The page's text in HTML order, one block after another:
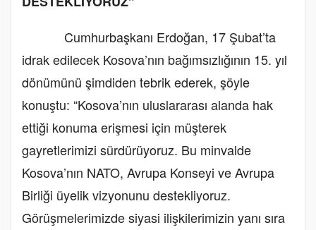
Cumhurbaşkanı Erdoğan, 17 Şubat’ta
idrak edilecek Kosova’nın bağımsızlığının 15. yıl
dönümünü şimdiden tebrik ederek, şöyle
konuştu: “Kosova’nın uluslararası alanda hak
ettiği konuma erişmesi için müşterek
gayretlerimizi sürdürüyoruz. Bu minvalde
Kosova’nın NATO, Avrupa Konseyi ve Avrupa
Birliği üyelik vizyonunu destekliyoruz.
Görüşmelerimizde siyasi ilişkilerimizin yanı sıra